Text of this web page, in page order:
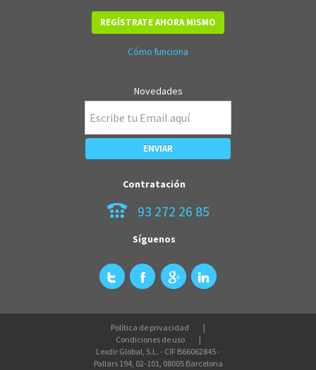
REGÍSTRATE AHORA MISMO
Cómo funciona
Novedades
Contratación
93 272 26 85
Síguenos
Política de privacidad
Condiciones de uso
Lexdir Global, S.L. - CIF B66062845 -
Pallars 194, 02-101, 08005 Barcelona